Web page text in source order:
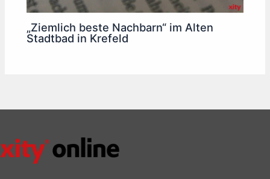
„Ziemlich beste Nachbarn“ im Alten
Stadtbad in Krefeld